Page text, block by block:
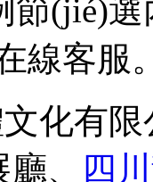
(jié)選
客服
化有限
、
四